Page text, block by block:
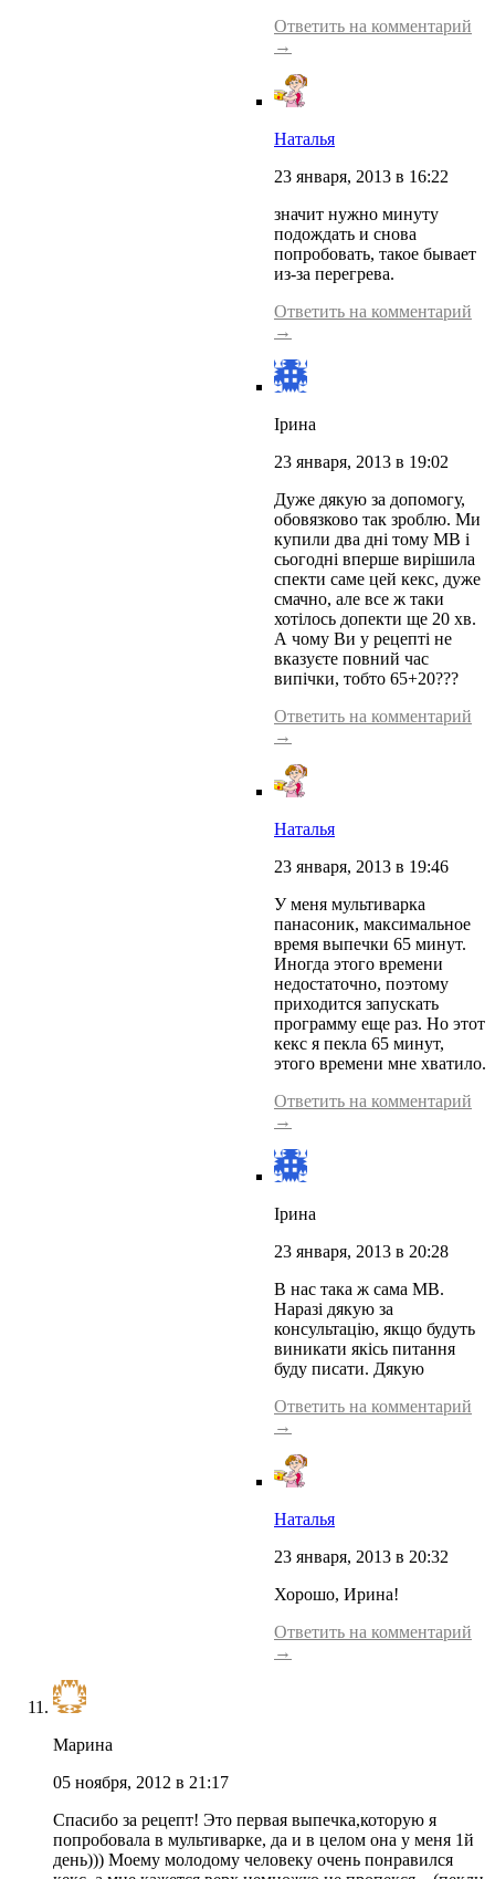
Ответить на комментарий
→
Наталья
23 января, 2013 в 16:22
значит нужно минуту
подождать и снова
попробовать, такое бывает
из-за перегрева.
Ответить на комментарий
→
Ірина
23 января, 2013 в 19:02
Дуже дякую за допомогу,
обовязково так зроблю. Ми
купили два дні тому МВ і
сьогодні вперше вирішила
спекти саме цей кекс, дуже
смачно, але все ж таки
хотілось допекти ще 20 хв.
А чому Ви у рецепті не
вказуєте повний час
випічки, тобто 65+20???
Ответить на комментарий
→
Наталья
23 января, 2013 в 19:46
У меня мультиварка
панасоник, максимальное
время выпечки 65 минут.
Иногда этого времени
недостаточно, поэтому
приходится запускать
программу еще раз. Но этот
кекс я пекла 65 минут,
этого времени мне хватило.
Ответить на комментарий
→
Ірина
23 января, 2013 в 20:28
В нас така ж сама МВ.
Наразі дякую за
консультацію, якщо будуть
виникати якісь питання
буду писати. Дякую
Ответить на комментарий
→
Наталья
23 января, 2013 в 20:32
Хорошо, Ирина!
Ответить на комментарий
→
Марина
05 ноября, 2012 в 21:17
Спасибо за рецепт! Это первая выпечка,которую я
попробовала в мультиварке, да и в целом она у меня 1й
день))) Моему молодому человеку очень понравился